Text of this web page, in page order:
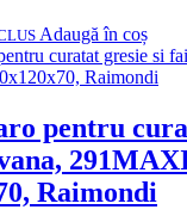
Adaugă în coș
pentru
Raimondi